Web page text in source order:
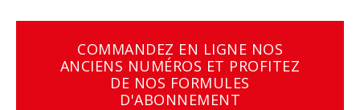
COMMANDEZ EN LIGNE NOS
ANCIENS NUMÉROS ET PROFITEZ
DE NOS FORMULES
D'ABONNEMENT